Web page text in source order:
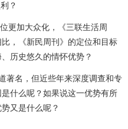
？
更加大众化，《三联生活周
，《新民周刊》的定位和目标
历史悠久的情怀优势？
著名，但近些年来深度调查和专
什么呢？如果说这一优势有所
又是什么呢？